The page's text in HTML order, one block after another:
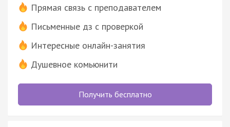
Прямая связь с преподавателем
Письменные дз с проверкой
Интересные онлайн-занятия
Душевное комьюнити
Получить бесплатно